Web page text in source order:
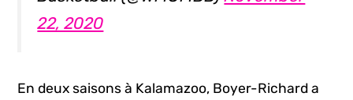
22, 2020
En deux saisons à Kalamazoo, Boyer-Richard a